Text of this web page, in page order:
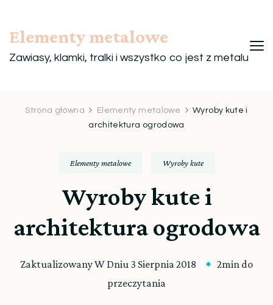
Elementy metalowe
Zawiasy, klamki, tralki i wszystko co jest z metalu
Strona główna Elementy metalowe
Wyroby kute i
architektura ogrodowa
Elementy metalowe Wyroby kute
Wyroby kute i
architektura ogrodowa
Zaktualizowany W Dniu 3 Sierpnia 2018
2min do
przeczytania